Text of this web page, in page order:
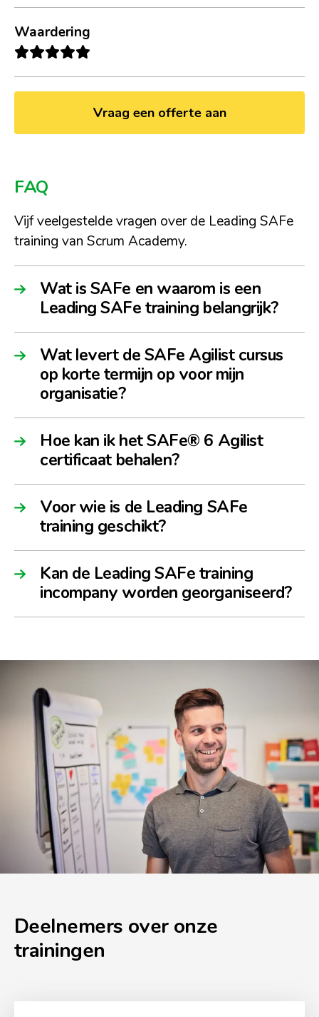
Waardering
Vraag een offerte aan
FAQ
Vijf veelgestelde vragen over de Leading SAFe
training van Scrum Academy.
Wat is SAFe en waarom is een
Leading SAFe training belangrijk?
Wat levert de SAFe Agilist cursus
op korte termijn op voor mijn
organisatie?
Hoe kan ik het SAFe® 6 Agilist
certificaat behalen?
Voor wie is de Leading SAFe
training geschikt?
Kan de Leading SAFe training
incompany worden georganiseerd?
Deelnemers over onze
trainingen